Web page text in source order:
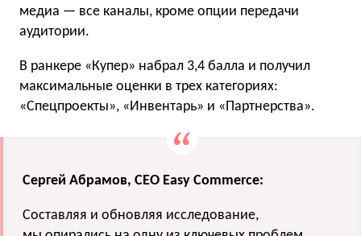
медиа — все каналы, кроме опции передачи
аудитории.
В ранкере «Купер» набрал 3,4 балла и получил
максимальные оценки в трех категориях:
«Спецпроекты», «Инвентарь» и «Партнерства».
Сергей Абрамов, CEO Easy Commerce:
Составляя и обновляя исследование,